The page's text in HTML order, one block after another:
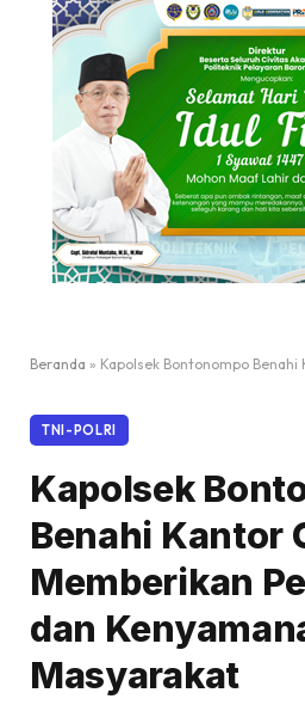
Beranda » Kapolsek Bontonompo Benahi Kantor Guna
TNI-POLRI
Kapolsek
Benahi Kantor
Memberikan
dan
Masyarakat